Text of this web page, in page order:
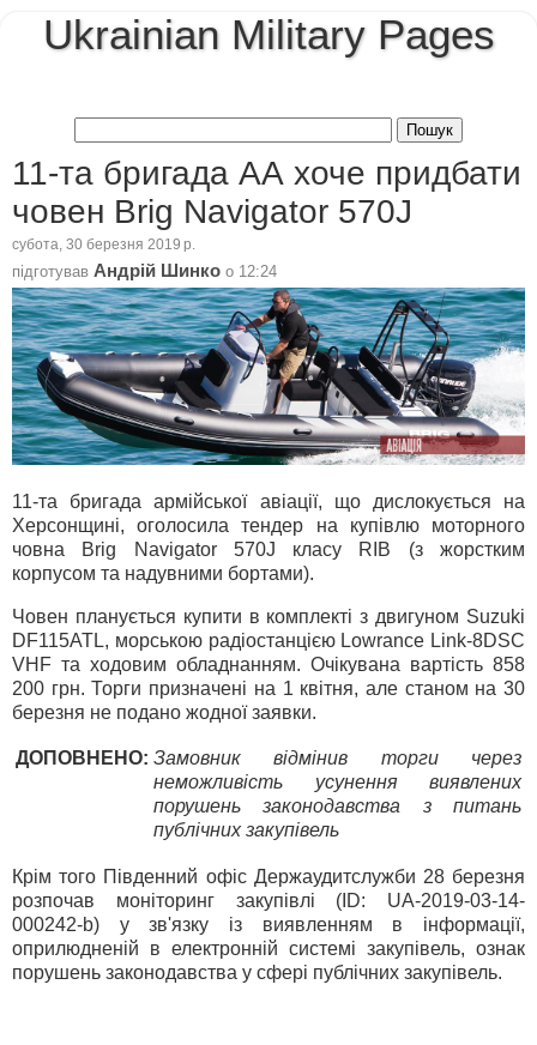
Ukrainian Military Pages
11-та бригада АА хоче придбати
човен Brig Navigator 570J
субота, 30 березня 2019 р.
підготував Андрій Шинко о 12:24
11-та бригада армійської авіації, що дислокується на
Херсонщині, оголосила тендер на купівлю моторного
човна Brig Navigator 570J класу RIB (з жорстким
корпусом та надувними бортами).
Човен планується купити в комплекті з двигуном Suzuki
DF115ATL, морською радіостанцією Lowrance Link-8DSC
VHF та ходовим обладнанням. Очікувана вартість 858
200 грн. Торги призначені на 1 квітня, але станом на 30
березня не подано жодної заявки.
ДОПОВНЕНО: Замовник відмінив торги через
неможливість усунення виявлених
порушень законодавства з питань
публічних закупівель
Крім того Південний офіс Держаудитслужби 28 березня
розпочав моніторинг закупівлі (ID: UA-2019-03-14-
000242-b) у зв'язку із виявленням в інформації,
оприлюдненій в електронній системі закупівель, ознак
порушень законодавства у сфері публічних закупівель.